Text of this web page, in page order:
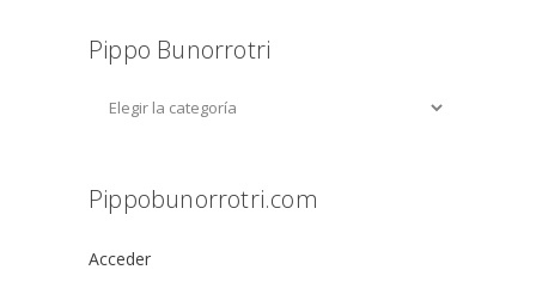
Pippo Bunorrotri
Pippobunorrotri.com
Acceder